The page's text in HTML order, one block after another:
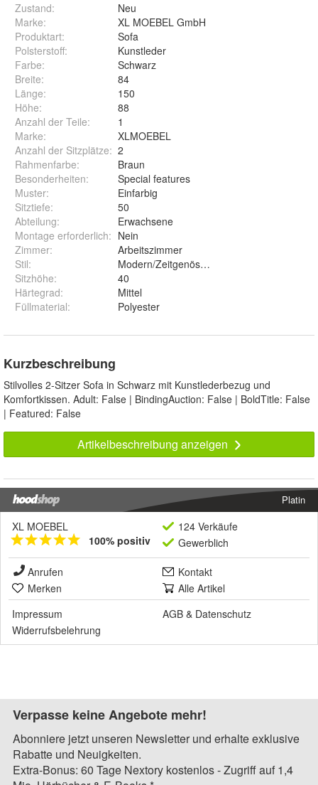
Zustand:
Neu
Marke:
XL MOEBEL GmbH
Produktart:
Sofa
Polsterstoff:
Kunstleder
Farbe:
Schwarz
Breite:
84
Länge:
150
Höhe:
88
Anzahl der Teile:
1
Marke:
XLMOEBEL
Anzahl der Sitzplätze: 2
Rahmenfarbe:
Braun
Besonderheiten:
Special features
Muster:
Einfarbig
Sitztiefe:
50
Abteilung:
Erwachsene
Montage erforderlich: Nein
Zimmer:
Arbeitszimmer
Stil:
Modern/Zeitgenössisch
Sitzhöhe:
40
Härtegrad:
Mittel
Füllmaterial: Polyester
Kurzbeschreibung
Stilvolles 2-Sitzer Sofa in Schwarz mit Kunstlederbezug und
Komfortkissen. Adult: False | BindingAuction: False | BoldTitle: False
| Featured: False
Artikelbeschreibung anzeigen
Platin
XL MOEBEL
100% positiv
124 Verkäufe
Gewerblich
Anrufen
Kontakt
Merken
Alle Artikel
Impressum
AGB & Datenschutz
Widerrufsbelehrung
Verpasse keine Angebote mehr!
Abonniere jetzt unseren Newsletter und erhalte exklusive
Rabatte und Neuigkeiten.
Extra-Bonus: 60 Tage Nextory kostenlos - Zugriff auf 1,4